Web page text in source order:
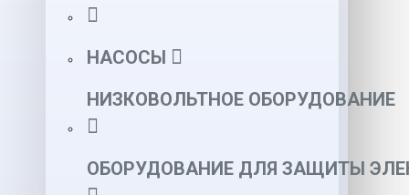
НАСОСЫ
НИЗКОВОЛЬТНОЕ ОБОРУДОВАНИЕ
ОБОРУДОВАНИЕ ДЛЯ ЗАЩИТЫ